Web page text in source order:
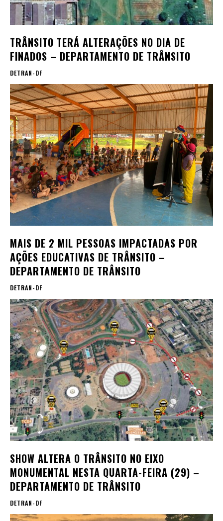
TRÂNSITO TERÁ ALTERAÇÕES NO DIA DE
FINADOS – DEPARTAMENTO DE TRÂNSITO
DETRAN-DF
MAIS DE 2 MIL PESSOAS IMPACTADAS POR
AÇÕES EDUCATIVAS DE TRÂNSITO –
DEPARTAMENTO DE TRÂNSITO
DETRAN-DF
SHOW ALTERA O TRÂNSITO NO EIXO
MONUMENTAL NESTA QUARTA-FEIRA (29) –
DEPARTAMENTO DE TRÂNSITO
DETRAN-DF